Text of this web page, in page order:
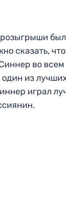
сказать,
во
из
играл